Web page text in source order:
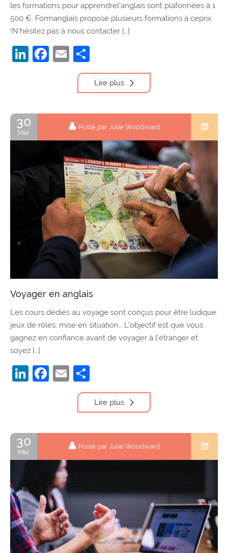
les formations pour apprendrel’anglais sont plafonnées à 1
500 €. Formanglais propose plusieurs formations à ceprix
!N’hésitez pas à nous contacter […]
LinkedIn
Facebook
Email
Lire plus
30
Mar
Posté par Julie Woodward
Voyager en anglais
Les cours dédiés au voyage sont conçus pour être ludique:
jeux de rôles, mise en situation… L’objectif est que vous
gagnez en confiance avant de voyager à l’étranger et
soyez […]
LinkedIn
Facebook
Email
Lire plus
30
Mar
Posté par Julie Woodward